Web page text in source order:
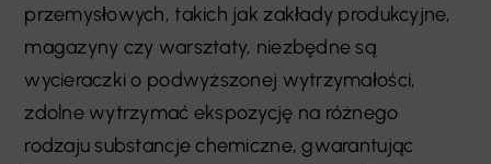
przemysłowych, takich jak zakłady produkcyjne,
magazyny czy warsztaty, niezbędne są
wycieraczki o podwyższonej wytrzymałości,
zdolne wytrzymać ekspozycję na różnego
rodzaju substancje chemiczne, gwarantując